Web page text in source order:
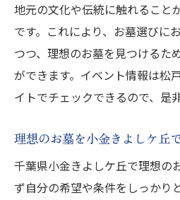
地元の文化や伝統に触れること
です。これにより、お墓選びに
つつ、理想のお墓を見つけるた
ができます。イベント情報は松
イトでチェックできるので、是
理想のお墓を小金きよしケ丘
千葉県小金きよしケ丘で理想の
ず自分の希望や条件をしっかり